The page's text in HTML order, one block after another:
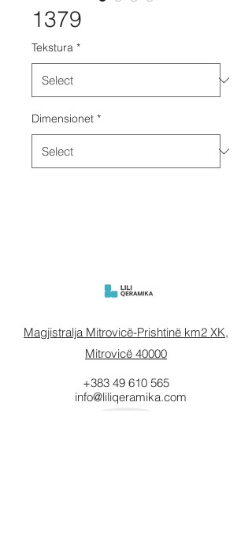
1379
Tekstura *
Dimensionet *
Magjistralja Mitrovicë-Prishtinë km2 XK,
Mitrovicë 40000
info@liliqeramika.com
+383 49 610 565